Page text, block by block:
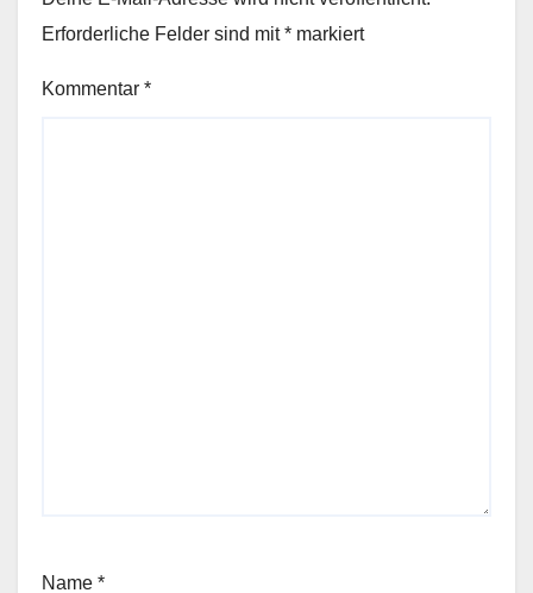
Erforderliche Felder sind mit* markiert
Kommentar *
Name *